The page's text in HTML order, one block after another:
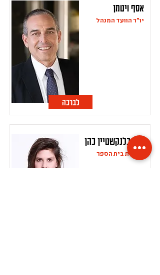
לברכה
אסף ויטמן
יו"ר הוועד המנהל
דנה בלנקשטיין כהן
מנהלת בית הספר